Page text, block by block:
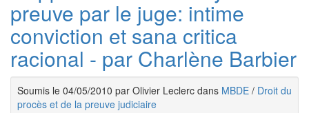
preuve par le juge: intime
conviction et sana critica
racional - par Charlène Barbier
Soumis le 04/05/2010 par Olivier Leclerc dans MBDE / Droit du
procès et de la preuve judiciaire